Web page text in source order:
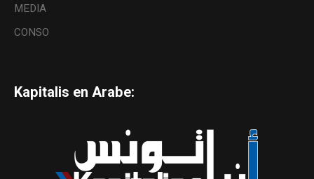
MEDIA
CONSO
Kapitalis en Arabe: